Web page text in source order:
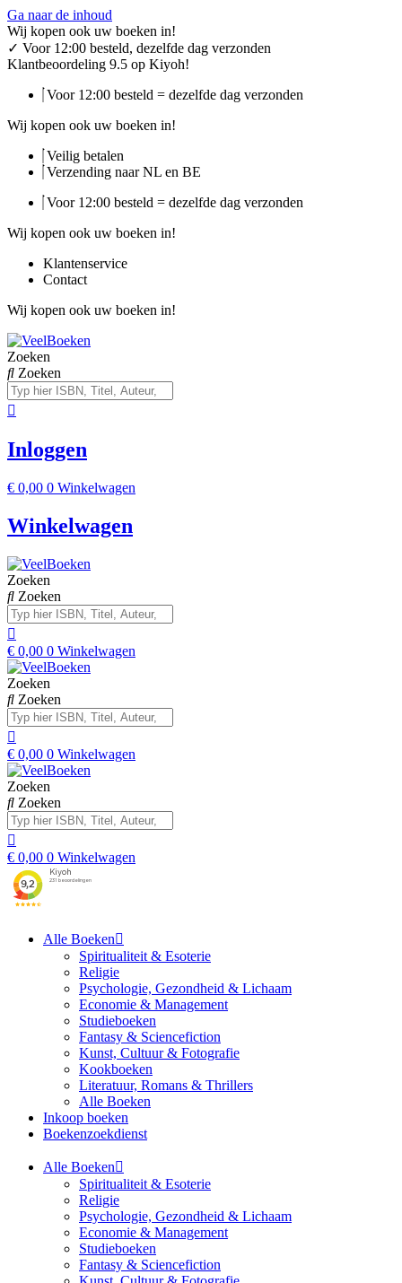
Ga naar de inhoud
Wij kopen ook uw boeken in!
✓ Voor 12:00 besteld, dezelfde dag verzonden
Klantbeoordeling 9.5 op Kiyoh!
Voor 12:00 besteld = dezelfde dag verzonden
Wij kopen ook uw boeken in!
Veilig betalen
Verzending naar NL en BE
Voor 12:00 besteld = dezelfde dag verzonden
Wij kopen ook uw boeken in!
Klantenservice
Contact
Wij kopen ook uw boeken in!
Zoeken
Zoeken
Inloggen
€ 0,00 0 Winkelwagen
Winkelwagen
Zoeken
Zoeken
€ 0,00 0 Winkelwagen
Zoeken
Zoeken
€ 0,00 0 Winkelwagen
Zoeken
Zoeken
€ 0,00 0 Winkelwagen
Alle Boeken
Spiritualiteit & Esoterie
Religie
Psychologie, Gezondheid & Lichaam
Economie & Management
Studieboeken
Fantasy & Sciencefiction
Kunst, Cultuur & Fotografie
Kookboeken
Literatuur, Romans & Thrillers
Alle Boeken
Inkoop boeken
Boekenzoekdienst
Alle Boeken
Spiritualiteit & Esoterie
Religie
Psychologie, Gezondheid & Lichaam
Economie & Management
Studieboeken
Fantasy & Sciencefiction